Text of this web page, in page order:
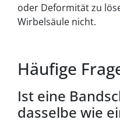
oder Deformität zu
Wirbelsäule nicht.
Häufige
Ist eine
dasselbe wie